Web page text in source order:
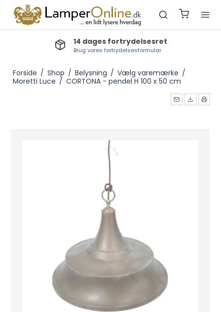
14 dages fortrydelsesret
Brug vores fortrydelsesformular
Forside / Shop / Belysning / Vælg varemærke /
Moretti Luce / CORTONA - pendel H 100 x 50 cm